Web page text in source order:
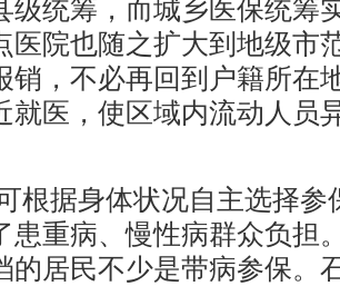
级统筹，而城乡医保统筹
医院也随之扩大到地级市
销，不必再回到户籍所在
就医，使区域内流动人员
根据身体状况自主选择参
患重病、慢性病群众负担
的居民不少是带病参保。